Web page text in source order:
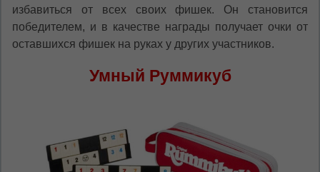
избавиться от всех своих фишек. Он становится
победителем, и в качестве награды получает очки от
оставшихся фишек на руках у других участников.
Умный Руммикуб